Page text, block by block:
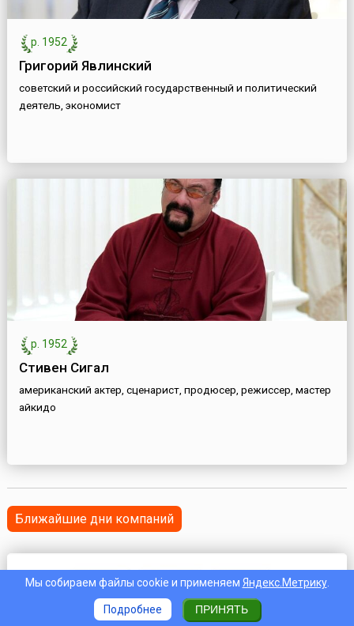
р. 1952
Григорий Явлинский
советский и российский государственный и политический
деятель, экономист
р. 1952
Стивен Сигал
американский актер, сценарист, продюсер, режиссер, мастер
айкидо
Ближайшие дни компаний
Мы собираем файлы cookie и применяем Яндекс.Метрику.
Подробнее ПРИНЯТЬ